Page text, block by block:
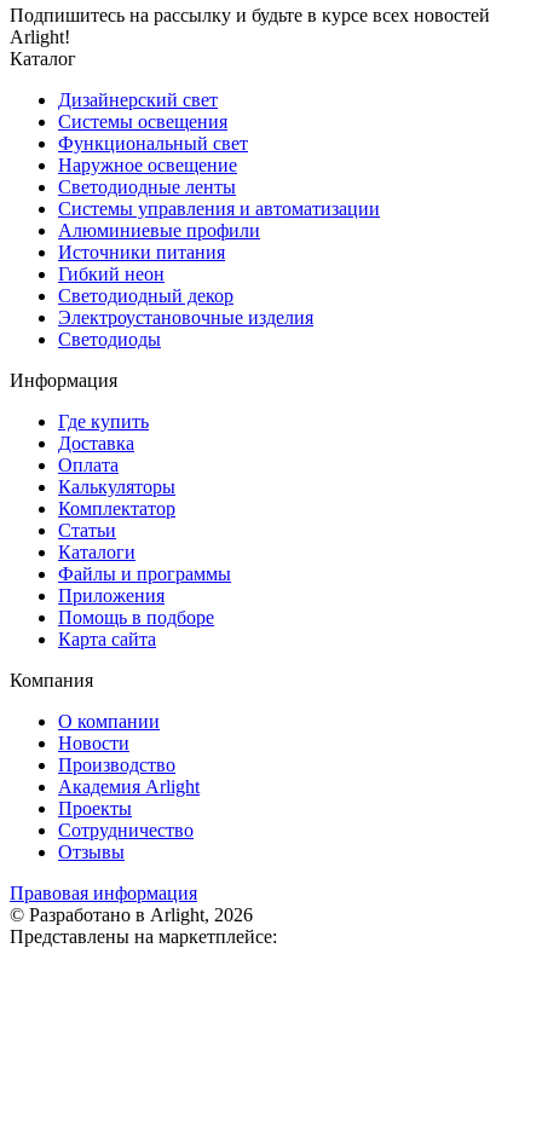
Подпишитесь на рассылку и будьте в курсе всех новостей
Arlight!
Каталог
Дизайнерский свет
Системы освещения
Функциональный свет
Наружное освещение
Светодиодные ленты
Системы управления и автоматизации
Алюминиевые профили
Источники питания
Гибкий неон
Светодиодный декор
Электроустановочные изделия
Светодиоды
Информация
Где купить
Доставка
Оплата
Калькуляторы
Комплектатор
Статьи
Каталоги
Файлы и программы
Приложения
Помощь в подборе
Карта сайта
Компания
О компании
Новости
Производство
Академия Arlight
Проекты
Сотрудничество
Отзывы
Правовая информация
© Разработано в Arlight, 2026
Представлены на маркетплейсе: